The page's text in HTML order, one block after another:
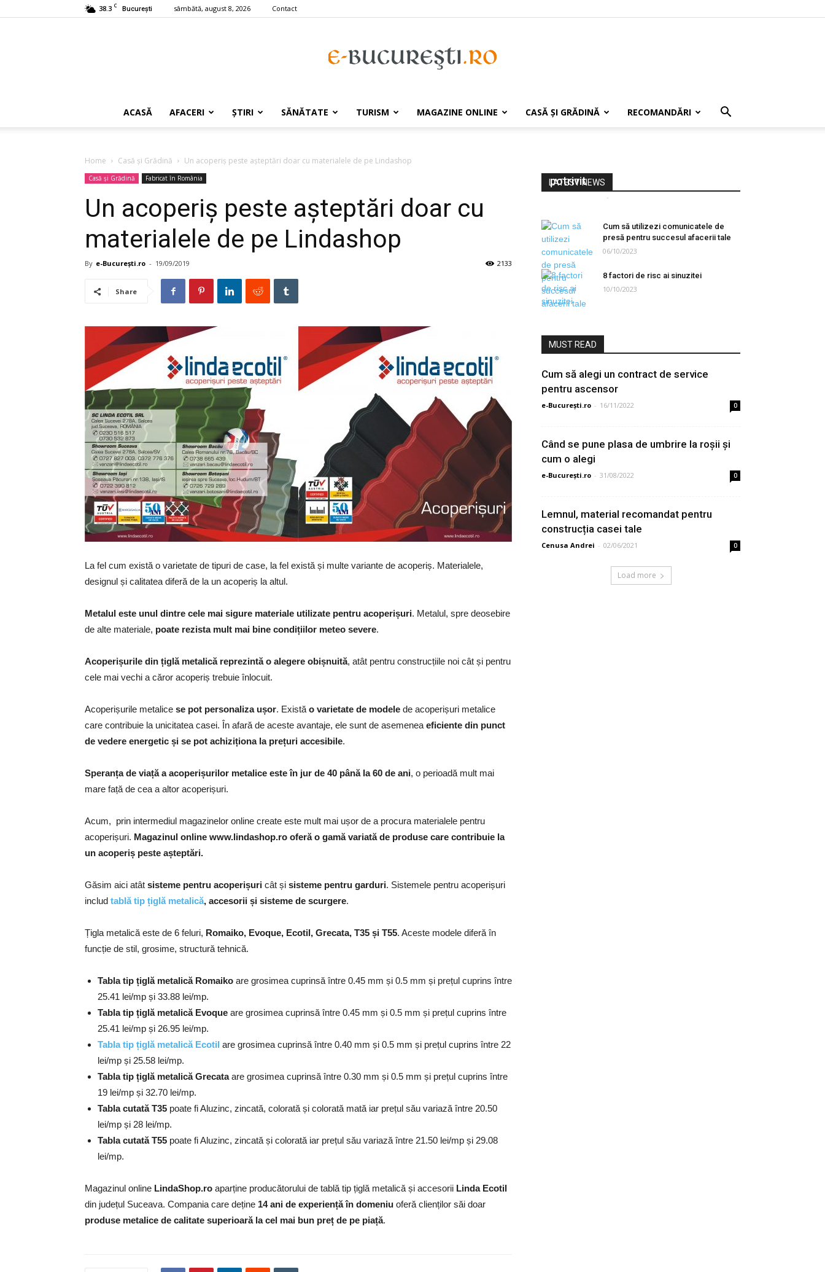
38.3 C București sâmbătă, august 8, 2026 Contact
e-
ACASĂ AFACERI ȘTIRI SĂNĂTATE TURISM MAGAZINE ONLINE CASĂ ȘI GRĂDINĂ RECOMANDĂRI
Home Casă și Grădină Un acoperiș peste așteptări doar cu materialele de pe Lindashop
Casă și Grădină Fabricat în România
Un acoperiș peste așteptări doar cu
materialele de pe Lindashop
By e-București.ro - 19/09/2019 2133
Share
La fel cum există o varietate de tipuri de case, la fel există și multe variante de acoperiș. Materialele,
designul și calitatea diferă de la un acoperiș la altul.
Metalul este unul dintre cele mai sigure materiale utilizate pentru acoperișuri. Metalul, spre deosebire
de alte materiale, poate rezista mult mai bine condițiilor meteo severe.
Acoperișurile din țiglă metalică reprezintă o alegere obișnuită, atât pentru ​​construcțiile noi cât și pentru
cele mai vechi a căror acoperiș trebuie înlocuit.
Acoperișurile metalice se pot personaliza ușor. Există o varietate de modele de acoperișuri metalice
care contribuie la unicitatea casei. În afară de aceste avantaje, ele sunt de asemenea eficiente din punct
de vedere energetic și se pot achiziționa la prețuri accesibile.
Speranța de viață a acoperișurilor metalice este în jur de 40 până la 60 de ani, o perioadă mult mai
mare față de cea a altor acoperișuri.
Acum, prin intermediul magazinelor online create este mult mai ușor de a procura materialele pentru
acoperișuri. Magazinul online www.lindashop.ro oferă o gamă variată de produse care contribuie la
un acoperiș peste așteptări.
Găsim aici atât sisteme pentru acoperișuri cât și sisteme pentru garduri. Sistemele pentru acoperișuri
includ tablă tip țiglă metalică, accesorii și sisteme de scurgere.
Țigla metalică este de 6 feluri, Romaiko, Evoque, Ecotil, Grecata, T35 și T55. Aceste modele diferă în
funcție de stil, grosime, structură tehnică.
Tabla tip țiglă metalică Romaiko are grosimea cuprinsă între 0.45 mm și 0.5 mm și prețul cuprins între
25.41 lei/mp și 33.88 lei/mp.
Tabla tip țiglă metalică Evoque are grosimea cuprinsă între 0.45 mm și 0.5 mm și prețul cuprins între
25.41 lei/mp și 26.95 lei/mp.
Tabla tip țiglă metalică Ecotil are grosimea cuprinsă între 0.40 mm și 0.5 mm și prețul cuprins între 22
lei/mp și 25.58 lei/mp.
Tabla tip țiglă metalică Grecataare grosimea cuprinsă între 0.30 mm și 0.5 mm și prețul cuprins între
19 lei/mp și 32.70 lei/mp.
Tabla cutată T35 poate fi Aluzinc, zincată, colorată și colorată mată iar prețul său variază între 20.50
lei/mp și 28 lei/mp.
Tabla cutată T55 poate fi Aluzinc, zincată și colorată iar prețul său variază între 21.50 lei/mp și 29.08
lei/mp.
Magazinul online LindaShop.ro aparține producătorului de tablă tip țiglă metalică și accesorii Linda Ecotil
din județul Suceava. Compania care deține 14 ani de experiență în domeniu oferă clienților săi doar
produse metalice de calitate superioară la cel mai bun preț de pe piață.
LATEST NEWS
potrivit
-
Cum să utilizezi comunicatele de
presă pentru succesul afacerii tale
06/10/2023
8 factori de risc ai sinuzitei
10/10/2023
MUST READ
Cum să alegi un contract de service
pentru ascensor
e-București.ro - 16/11/2022 0
Când se pune plasa de umbrire la roşii şi
cum o alegi
e-București.ro - 31/08/2022 0
Lemnul, material recomandat pentru
construcția casei tale
Cenusa Andrei - 02/06/2021 0
Load more